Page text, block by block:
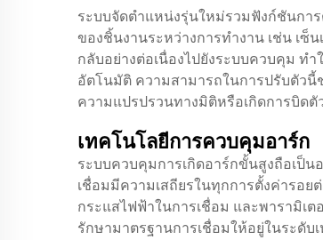
ระบบจัดตำแหน่งรุ่นใหม่รวมฟังก์ชันกา
ของชิ้นงานระหว่างการทำงาน เช่น เซ็
กลับอย่างต่อเนื่องไปยังระบบควบคุม ท
อัตโนมัติ ความสามารถในการปรับตัวนี้
ความแปรปรวนทางมิติหรือเกิดการบิด
เทคโนโลยีการควบคุมอาร์ก
ระบบควบคุมการเกิดอาร์กขั้นสูงถือเป็
เชื่อมมีความเสถียรในทุกการตั้งค่ารอ
กระแสไฟฟ้าในการเชื่อม และพารามิเ
รักษามาตรฐานการเชื่อมให้อยู่ในระดั